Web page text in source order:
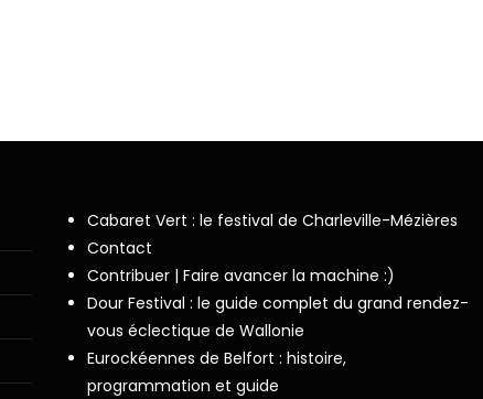
Cabaret Vert : le festival de Charleville-Mézières
Contact
Contribuer | Faire avancer la machine :)
Dour Festival : le guide complet du grand rendez-
vous éclectique de Wallonie
Eurockéennes de Belfort : histoire,
programmation et guide